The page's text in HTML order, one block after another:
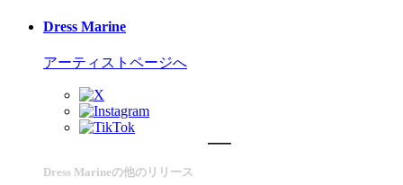
Dress Marine
アーティストページへ
Dress Marineの他のリリース